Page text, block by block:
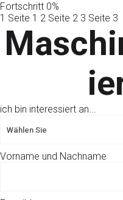
Fortschritt 0%
1 Seite 1 2 Seite 2 3 Seite 3
ich bin interessiert an...
Vorname und Nachname